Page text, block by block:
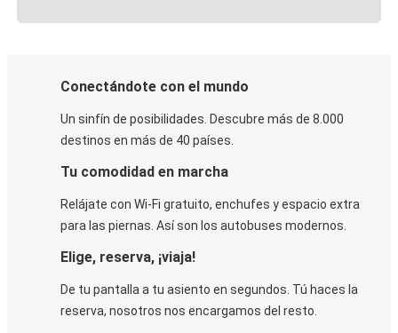
Conectándote con el mundo
Un sinfín de posibilidades. Descubre más de 8.000
destinos en más de 40 países.
Tu comodidad en marcha
Relájate con Wi-Fi gratuito, enchufes y espacio extra
para las piernas. Así son los autobuses modernos.
Elige, reserva, ¡viaja!
De tu pantalla a tu asiento en segundos. Tú haces la
reserva, nosotros nos encargamos del resto.